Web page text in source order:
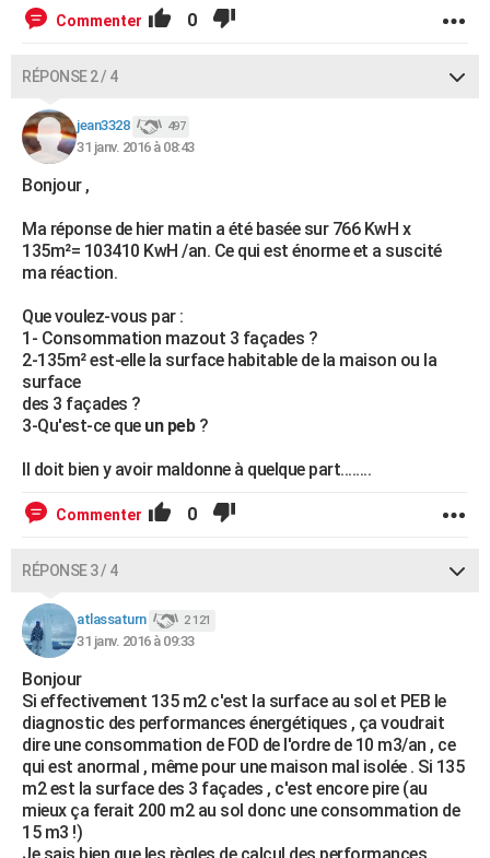
Commenter 0
RÉPONSE 2 / 4
jean3328 497
31 janv. 2016 à 08:43
Bonjour ,
Ma réponse de hier matin a été basée sur 766 KwH x
135m²= 103410 KwH /an. Ce qui est énorme et a suscité
ma réaction.
Que voulez-vous par :
1- Consommation mazout 3 façades ?
2-135m² est-elle la surface habitable de la maison ou la
surface
des 3 façades ?
3-Qu'est-ce que un peb?
Il doit bien y avoir maldonne à quelque part........
Commenter 0
RÉPONSE 3 / 4
atlassaturn 2 121
31 janv. 2016 à 09:33
Bonjour
Si effectivement 135 m2 c'est la surface au sol et PEB le
diagnostic des performances énergétiques , ça voudrait
dire une consommation de FOD de l'ordre de 10 m3/an , ce
qui est anormal , même pour une maison mal isolée . Si 135
m2 est la surface des 3 façades , c'est encore pire (au
mieux ça ferait 200 m2 au sol donc une consommation de
15 m3 !)